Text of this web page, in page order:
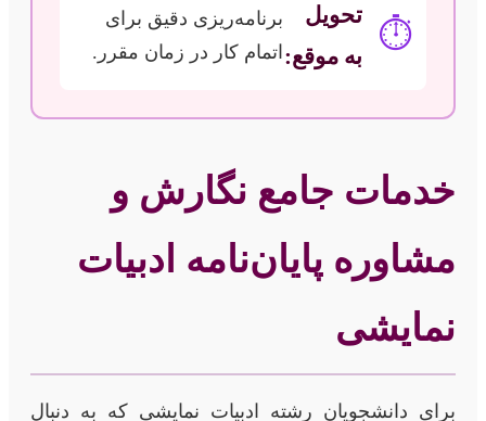
⏱️
تحویل
به موقع:
برنامه‌ریزی دقیق برای
اتمام کار در زمان مقرر.
خدمات جامع نگارش و
مشاوره پایان‌نامه ادبیات
نمایشی
برای دانشجویان رشته ادبیات نمایشی که به دنبال